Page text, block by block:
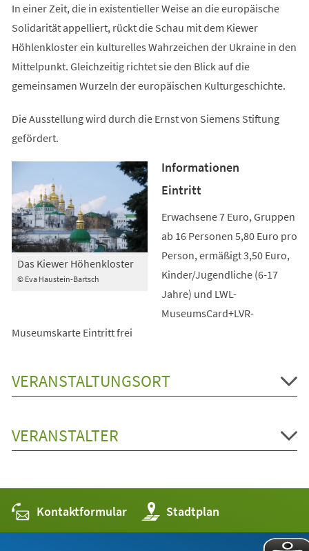
In einer Zeit, die in existentieller Weise an die europäische
Solidarität appelliert, rückt die Schau mit dem Kiewer
Höhlenkloster ein kulturelles Wahrzeichen der Ukraine in den
Mittelpunkt. Gleichzeitig richtet sie den Blick auf die
gemeinsamen Wurzeln der europäischen Kulturgeschichte.
Die Ausstellung wird durch die Ernst von Siemens Stiftung
gefördert.
© Eva Haustein-Bartsch
Das Kiewer Höhenkloster
Informationen
Eintritt
Erwachsene 7 Euro, Gruppen
ab 16 Personen 5,80 Euro pro
Person, ermäßigt 3,50 Euro,
Kinder/Jugendliche (6-17
Jahre) und LWL-
MuseumsCard+LVR-
Museumskarte Eintritt frei
VERANSTALTUNGSORT
VERANSTALTER
Kontaktformular Stadtplan
(Öffnet
in
einem